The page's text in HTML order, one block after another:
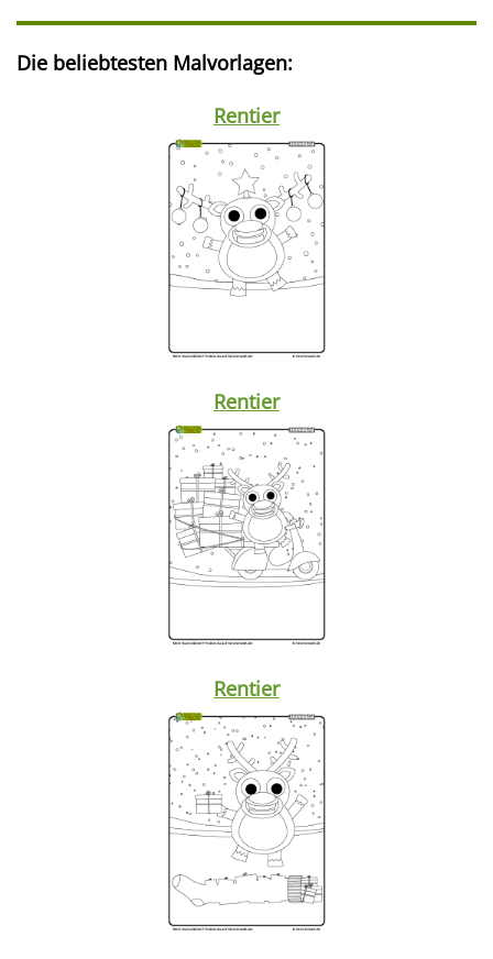
Die beliebtesten Malvorlagen:
Rentier
Rentier
Rentier